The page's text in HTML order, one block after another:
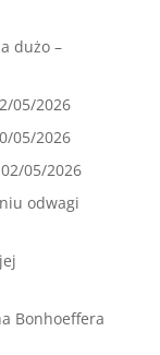
dużo –
05/2026
05/2026
02/05/2026
odwagi
Bonhoeffera